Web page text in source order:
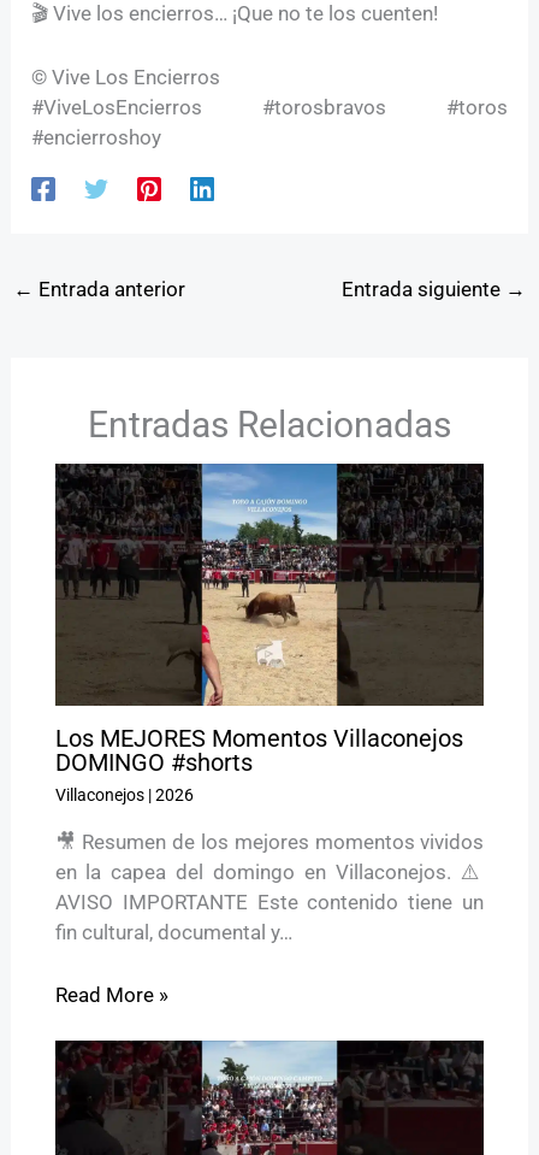
🎬 Vive los encierros… ¡Que no te los cuenten!
© Vive Los Encierros
#ViveLosEncierros #torosbravos #toros
#encierroshoy
← Entrada anterior Entrada siguiente →
Entradas Relacionadas
Los MEJORES Momentos Villaconejos
DOMINGO #shorts
Villaconejos|2026
🎥 Resumen de los mejores momentos vividos
en la capea del domingo en Villaconejos. ⚠️
AVISO IMPORTANTE Este contenido tiene un
fin cultural, documental y…
Read More »